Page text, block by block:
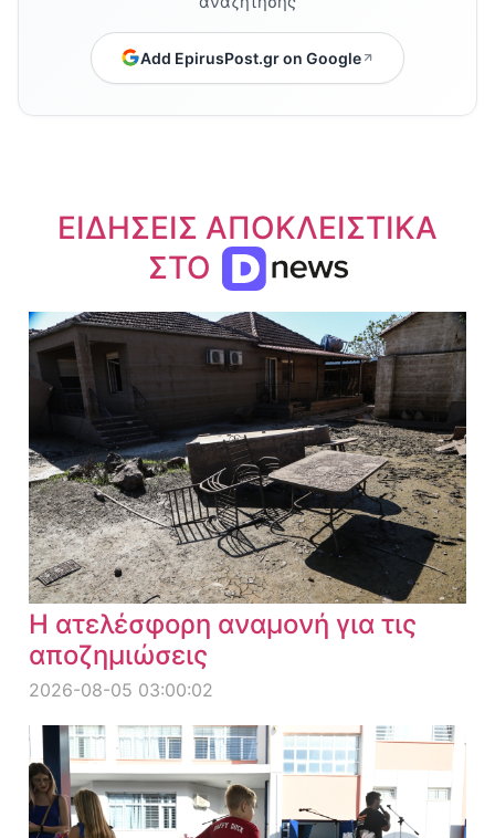
Add EpirusPost.gr on Google
ΕΙΔΗΣΕΙΣ ΑΠΟΚΛΕΙΣΤΙΚΑ
ΣΤΟ
Η ατελέσφορη αναμονή για τις
αποζημιώσεις
2026-08-05 03:00:02